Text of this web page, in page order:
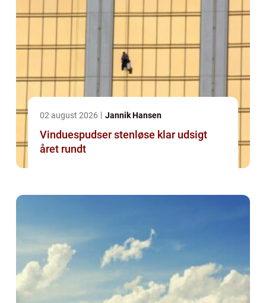
02 august 2026 Jannik Hansen
Vinduespudser stenløse klar udsigt
året rundt